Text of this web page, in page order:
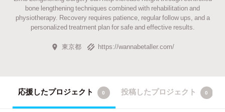
bone lengthening techniques combined with rehabilitation and
physiotherapy. Recovery requires patience, regular follow ups, and a
personalized treatment plan for safe and effective results.
東京都 https://wannabetaller.com/
応援したプロジェクト 0 投稿したプロジェクト 0